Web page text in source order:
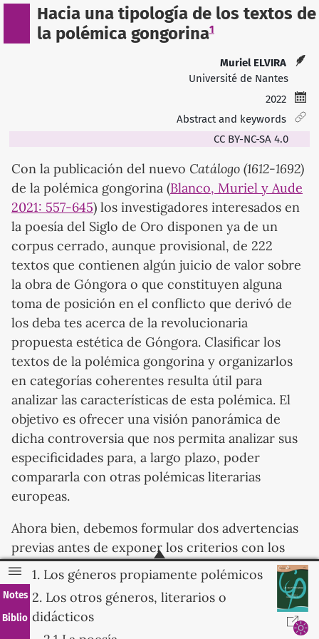
Notes
Biblio
1. Los géneros propiamente polémicos
2. Los otros géneros, literarios o
didácticos
Hacia una tipología de los textos de
la polémica gongorina1
Muriel ELVIRA
Université de Nantes
2022
Abstract and keywords
CC BY-NC-SA 4.0
Con la publicación del nuevo Catálogo (1612-1692)
de la polémica gongorina (Blanco, Muriel y Aude
2021: 557-645) los investigadores interesados en
la poesía del Siglo de Oro disponen ya de un
corpus cerrado, aunque provisional, de 222
textos que contienen algún juicio de valor sobre
la obra de Góngora o que constituyen alguna
toma de posición en el conflicto que derivó de
los deba tes acerca de la revolucionaria
propuesta estética de Góngora. Clasificar los
textos de la polémica gongorina y organizarlos
en categorías coherentes resulta útil para
analizar las características de esta polémica. El
objetivo es ofrecer una visión panorámica de
dicha controversia que nos permita analizar sus
especificidades para, a largo plazo, poder
compararla con otras polémicas literarias
europeas.
Ahora bien, debemos formular dos advertencias
previas antes de exponer los criterios con los
cuales organizaremos la taxonomía. Primero, los
resultados que se van a presentar dependen
estrechamente de los criterios de selección con
los cuales se elaboró el catálogo. Para su